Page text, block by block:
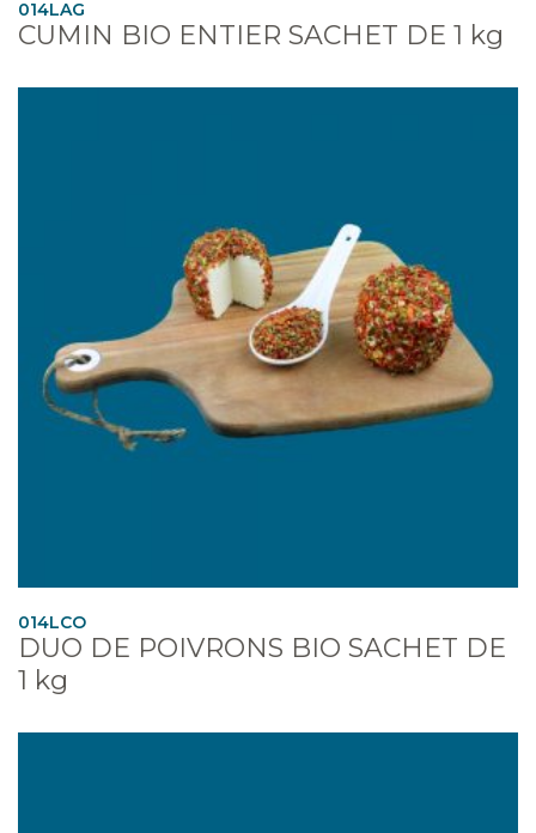
014LAG
CUMIN BIO ENTIER SACHET DE 1 kg
014LCO
DUO DE POIVRONS BIO SACHET DE
1 kg